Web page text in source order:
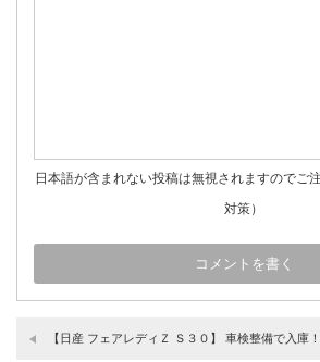
日本語が含まれない投稿は無視されますのでご
対策）
【日産 フェアレディＺ Ｓ３０】 車検整備で入庫！